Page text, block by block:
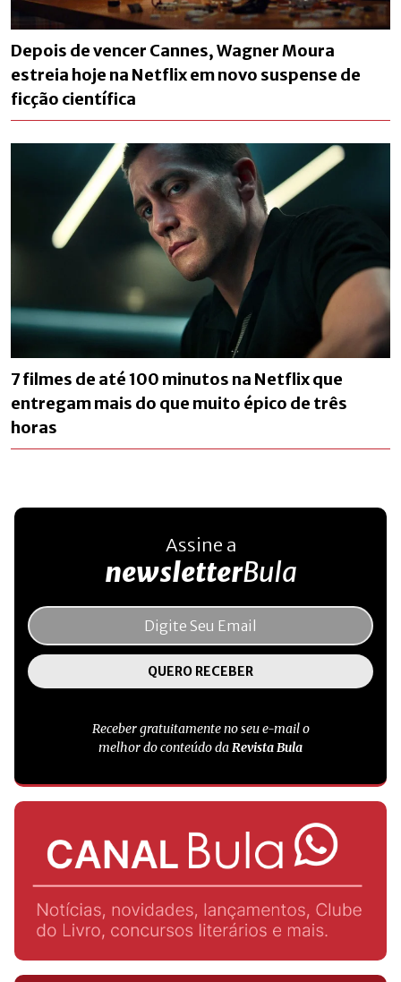
Depois de vencer Cannes, Wagner Moura
estreia hoje na Netflix em novo suspense de
ficção científica
7 filmes de até 100 minutos na Netflix que
entregam mais do que muito épico de três
horas
Assine a
newsletterBula
Receber gratuitamente no seu e-mail o
melhor do conteúdo daRevista Bula